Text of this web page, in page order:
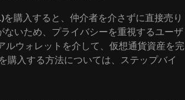
購入すると、仲介者を介さずに直接売り
いため、プライバシーを重視するユーザ
ルウォレットを介して、仮想通貨資産を完
入する方法については、ステップバイ